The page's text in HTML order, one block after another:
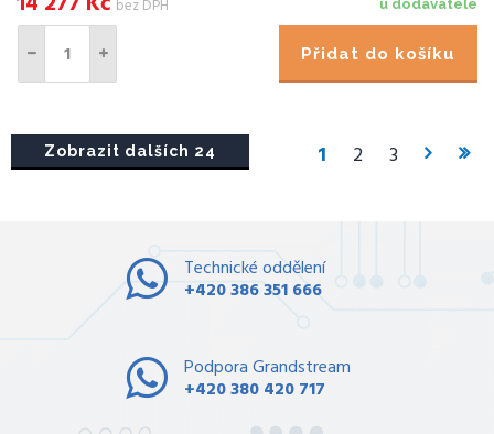
u dodavatele
bez DPH
Přidat do košíku
Zobrazit dalších 24 1 2 3
Technické oddělení
+420 386 351 666
Podpora Grandstream
+420 380 420 717